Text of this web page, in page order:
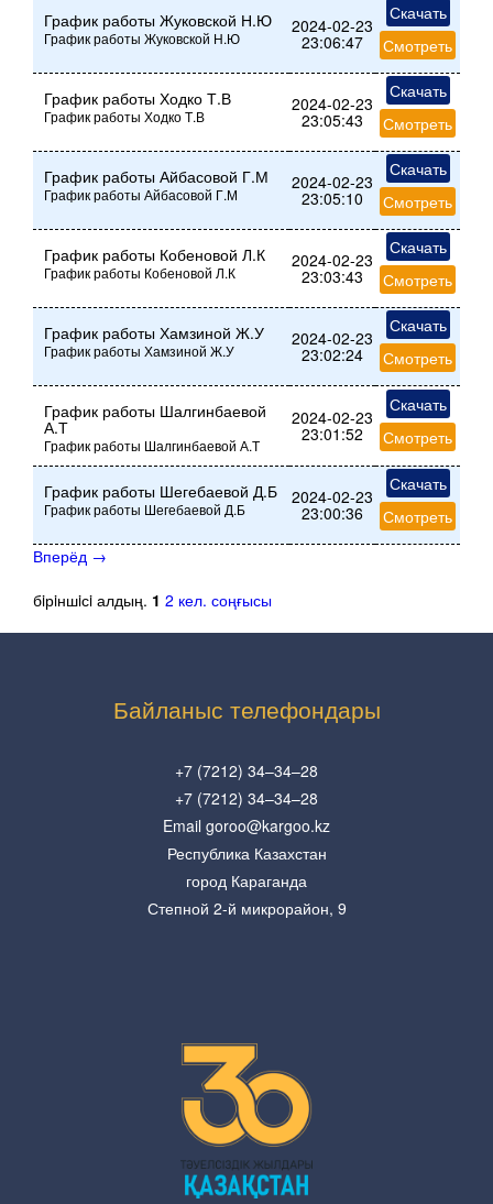
График работы Жуковской Н.Ю
График работы Жуковской Н.Ю
2024-02-23
23:06:47
Скачать
Смотреть
График работы Ходко Т.В
График работы Ходко Т.В
2024-02-23
23:05:43
Скачать
Смотреть
График работы Айбасовой Г.М
График работы Айбасовой Г.М
2024-02-23
23:05:10
Скачать
Смотреть
График работы Кобеновой Л.К
График работы Кобеновой Л.К
2024-02-23
23:03:43
Скачать
Смотреть
График работы Хамзиной Ж.У
График работы Хамзиной Ж.У
2024-02-23
23:02:24
Скачать
Смотреть
График работы Шалгинбаевой
А.Т
График работы Шалгинбаевой А.Т
2024-02-23
23:01:52
Скачать
Смотреть
График работы Шегебаевой Д.Б
График работы Шегебаевой Д.Б
2024-02-23
23:00:36
Скачать
Смотреть
Вперёд →
бiрiншiсi алдың. 1 2 кел. соңғысы
Байланыс телефондары
+7 (7212) 34–34–28
+7 (7212) 34–34–28
Email goroo@kargoo.kz
Республика Казахстан
город Караганда
Степной 2-й микрорайон, 9